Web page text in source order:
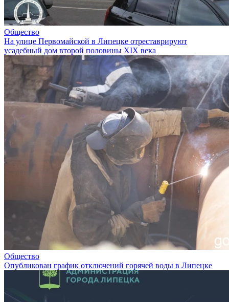
Общество
На улице Первомайской в Липецке отреставрируют
усадебный дом второй половины XIX века
Общество
Опубликован график отключений горячей воды в Липецке